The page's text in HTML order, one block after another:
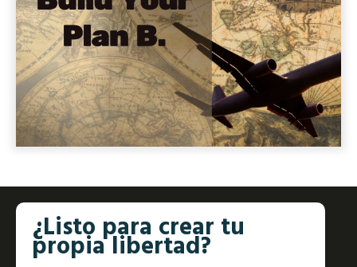
¿Listo para crear tu
propia libertad?